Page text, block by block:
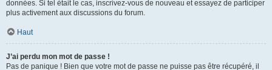
données. Si tel était le cas, inscrivez-vous de nouveau et essayez de participer
plus activement aux discussions du forum.
Haut
J’ai perdu mon mot de passe !
Pas de panique ! Bien que votre mot de passe ne puisse pas être récupéré, il